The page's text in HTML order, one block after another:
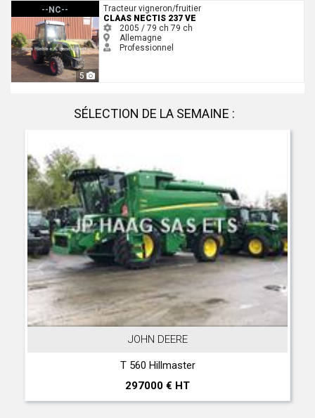
--NC--
5
Claas NECTIS 237 VE
Tracteur vigneron/fruitier
CLAAS NECTIS 237 VE
2005 / 79 ch 79 ch
Allemagne
Professionnel
SÉLECTION DE LA SEMAINE :
JOHN DEERE
T 560 Hillmaster
297000 € HT